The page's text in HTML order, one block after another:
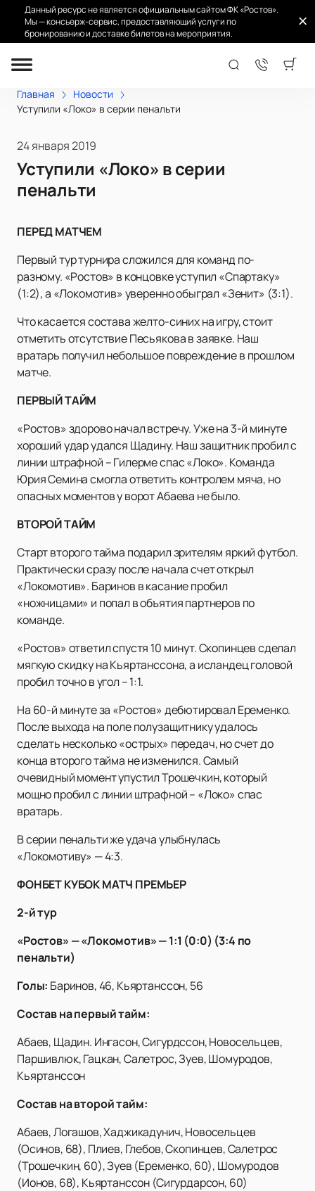
Данный ресурс не является официальным сайтом ФК «Ростов».
Мы — консьерж-сервис, предоставляющий услуги по
бронированию и доставке билетов на мероприятия.
Главная
Новости
Уступили «Локо» в серии пенальти
24 января 2019
Уступили «Локо» в серии
пенальти
ПЕРЕД МАТЧЕМ
Первый тур турнира сложился для команд по-
разному. «Ростов» в концовке уступил «Спартаку»
(1:2), а «Локомотив» уверенно обыграл «Зенит» (3:1).
Что касается состава желто-синих на игру, стоит
отметить отсутствие Песьякова в заявке. Наш
вратарь получил небольшое повреждение в прошлом
матче.
ПЕРВЫЙ ТАЙМ
«Ростов» здорово начал встречу. Уже на 3-й минуте
хороший удар удался Щадину. Наш защитник пробил с
линии штрафной – Гилерме спас «Локо». Команда
Юрия Семина смогла ответить контролем мяча, но
опасных моментов у ворот Абаева не было.
ВТОРОЙ ТАЙМ
Старт второго тайма подарил зрителям яркий футбол.
Практически сразу после начала счет открыл
«Локомотив». Баринов в касание пробил
«ножницами» и попал в объятия партнеров по
команде.
«Ростов» ответил спустя 10 минут. Скопинцев сделал
мягкую скидку на Кьяртанссона, а исландец головой
пробил точно в угол – 1:1.
На 60-й минуте за «Ростов» дебютировал Еременко.
После выхода на поле полузащитнику удалось
сделать несколько «острых» передач, но счет до
конца второго тайма не изменился. Самый
очевидный момент упустил Трошечкин, который
мощно пробил с линии штрафной – «Локо» спас
вратарь.
В серии пенальти же удача улыбнулась
«Локомотиву» — 4:3.
ФОНБЕТ КУБОК МАТЧ ПРЕМЬЕР
2-й тур
«Ростов» — «Локомотив» — 1:1 (0:0) (3:4 по
пенальти)
Голы: Баринов, 46, Кьяртанссон, 56
Состав на первый тайм:
Абаев, Щадин. Ингасон, Сигурдссон, Новосельцев,
Паршивлюк, Гацкан, Салетрос, Зуев, Шомуродов,
Кьяртанссон
Состав на второй тайм:
Абаев, Логашов, Хаджикадунич, Новосельцев
(Осинов, 68), Плиев, Глебов, Скопинцев, Салетрос
(Трошечкин, 60), Зуев (Еременко, 60), Шомуродов
(Ионов, 68), Кьяртанссон (Сигурдарсон, 60)